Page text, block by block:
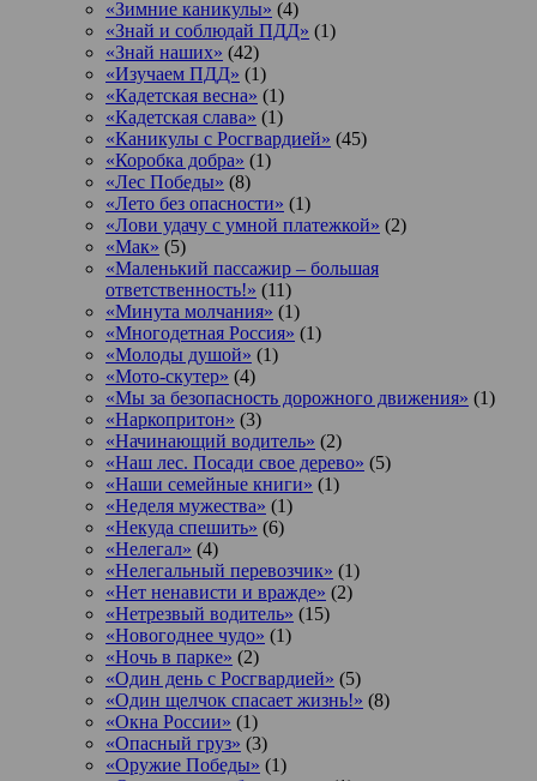
«Зимние каникулы» (4)
«Знай и соблюдай ПДД» (1)
«Знай наших» (42)
«Изучаем ПДД» (1)
«Кадетская весна» (1)
«Кадетская слава» (1)
«Каникулы с Росгвардией» (45)
«Коробка добра» (1)
«Лес Победы» (8)
«Лето без опасности» (1)
«Лови удачу с умной платежкой» (2)
«Мак» (5)
«Маленький пассажир – большая
ответственность!» (11)
«Минута молчания» (1)
«Многодетная Россия» (1)
«Молоды душой» (1)
«Мото-скутер» (4)
«Мы за безопасность дорожного движения» (1)
«Наркопритон» (3)
«Начинающий водитель» (2)
«Наш лес. Посади свое дерево» (5)
«Наши семейные книги» (1)
«Неделя мужества» (1)
«Некуда спешить» (6)
«Нелегал» (4)
«Нелегальный перевозчик» (1)
«Нет ненависти и вражде» (2)
«Нетрезвый водитель» (15)
«Новогоднее чудо» (1)
«Ночь в парке» (2)
«Один день с Росгвардией» (5)
«Один щелчок спасает жизнь!» (8)
«Окна России» (1)
«Опасный груз» (3)
«Оружие Победы» (1)